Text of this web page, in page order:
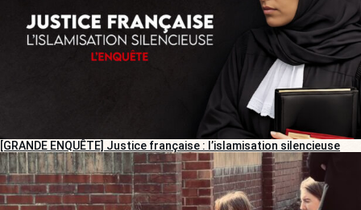
[GRANDE ENQUÊTE] Justice française : l’islamisation silencieuse